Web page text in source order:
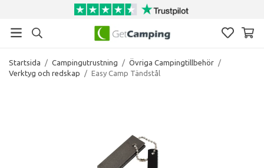
Startsida / Campingutrustning / Övriga Campingtillbehör /
Verktyg och redskap
/ Easy Camp Tändstål